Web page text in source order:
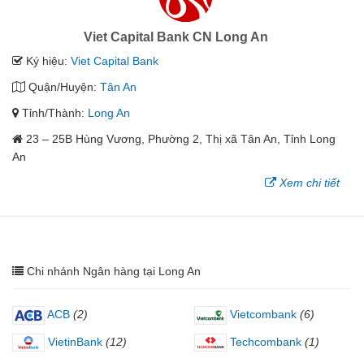
Viet Capital Bank CN Long An
Ký hiệu: Viet Capital Bank
Quận/Huyện: Tân An
Tỉnh/Thành: Long An
23 – 25B Hùng Vương, Phường 2, Thị xã Tân An, Tỉnh Long
An
Xem chi tiết
Chi nhánh Ngân hàng tại Long An
ACB (2) Vietcombank (6)
VietinBank (12) Techcombank (1)